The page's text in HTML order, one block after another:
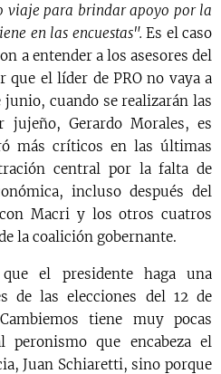
viaje para brindar apoyo por la
en las encuestas". Es el caso
a entender a los asesores del
que el líder de PRO no vaya a
cuando se realizarán las
jujeño, Gerardo Morales, es
más críticos en las últimas
central por la falta de
incluso después del
Macri y los otros cuatros
la coalición gobernante.
el presidente haga una
de las elecciones del 12 de
tiene muy pocas
peronismo que encabeza el
Juan Schiaretti, sino porque